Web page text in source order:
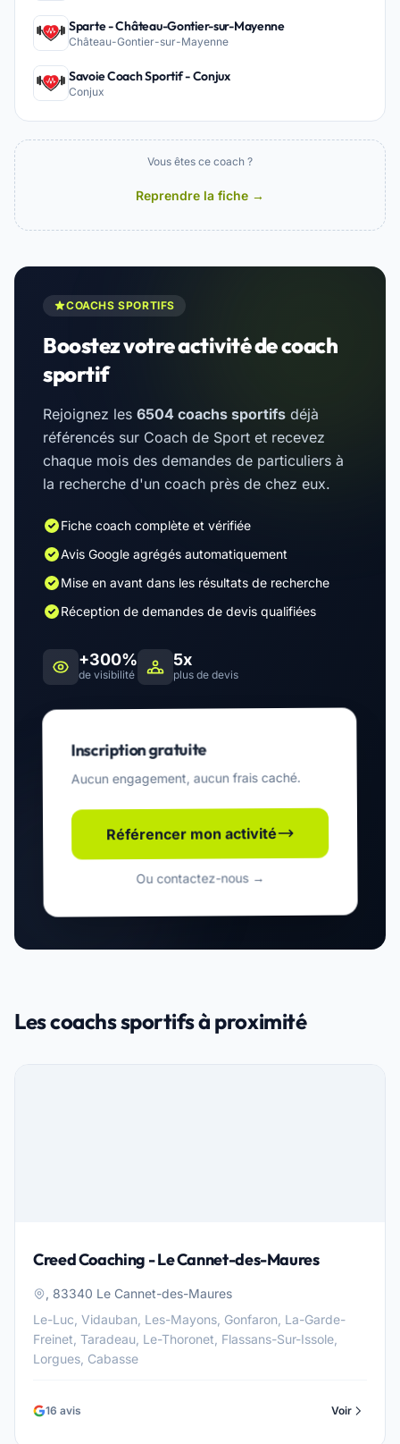
Sparte - Château-Gontier-sur-Mayenne
Château-Gontier-sur-Mayenne
Savoie Coach Sportif - Conjux
Conjux
Vous êtes ce coach ?
Reprendre la fiche →
COACHS SPORTIFS
Boostez votre activité de coach
sportif
Rejoignez les 6504 coachs sportifs déjà
référencés sur Coach de Sport et recevez
chaque mois des demandes de particuliers à
la recherche d'un coach près de chez eux.
Fiche coach complète et vérifiée
Avis Google agrégés automatiquement
Mise en avant dans les résultats de recherche
Réception de demandes de devis qualifiées
+300%
de visibilité
5x
plus de devis
Inscription gratuite
Aucun engagement, aucun frais caché.
Référencer mon activité
Ou contactez-nous →
Les coachs sportifs à proximité
Creed Coaching - Le Cannet-des-Maures
, 83340 Le Cannet-des-Maures
Le-Luc, Vidauban, Les-Mayons, Gonfaron, La-Garde-
Freinet, Taradeau, Le-Thoronet, Flassans-Sur-Issole,
Lorgues, Cabasse
16 avis Voir